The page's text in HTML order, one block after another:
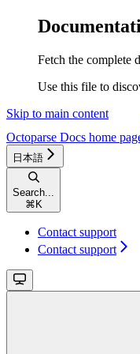
Fetch the complete
Use this file to
Skip to main content
Octoparse Docs home
日本語
Search...
⌘ K
Contact support
Contact support